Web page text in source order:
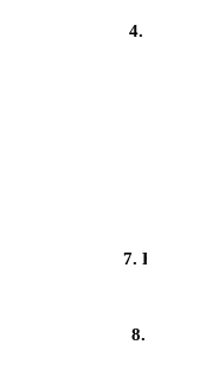
4.
7.
8.